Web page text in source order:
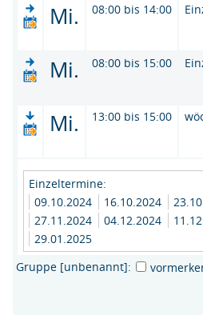
Mi. 08:00 bis 14:00
Mi. 08:00 bis 15:00
Mi. 13:00 bis 15:00
Einzeltermine:
09.10.2024
16.10.2024
27.11.2024
04.12.2024
29.01.2025
Gruppe [unbenannt]: